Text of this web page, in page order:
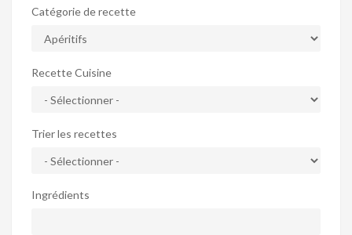
Catégorie de recette
Recette Cuisine
Trier les recettes
Ingrédients